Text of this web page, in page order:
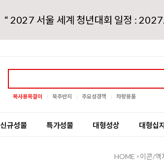
“ 2027 서울 세계 청년대회 일정 :
복사용목걸이 묵주반지 주요성경책 차량용품
신규성물 특가성물 대형성상 대형십
HOME > 이콘/액